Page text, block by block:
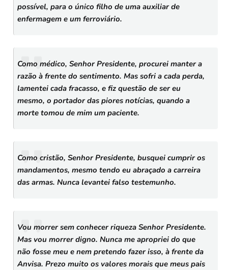
possível, para o único filho de uma auxiliar de
enfermagem e um ferroviário.
Como médico, Senhor Presidente, procurei manter a
razão à frente do sentimento. Mas sofri a cada perda,
lamentei cada fracasso, e fiz questão de ser eu
mesmo, o portador das piores notícias, quando a
morte tomou de mim um paciente.
Como cristão, Senhor Presidente, busquei cumprir os
mandamentos, mesmo tendo eu abraçado a carreira
das armas. Nunca levantei falso testemunho.
Vou morrer sem conhecer riqueza Senhor Presidente.
Mas vou morrer digno. Nunca me apropriei do que
não fosse meu e nem pretendo fazer isso, à frente da
Anvisa. Prezo muito os valores morais que meus pais